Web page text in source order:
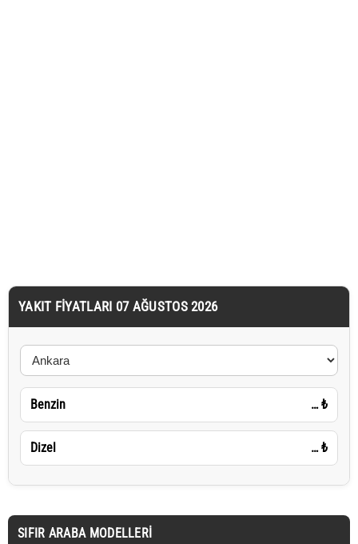
YAKIT FIYATLARI 07 AĞUSTOS 2026
Benzin … ₺
Dizel … ₺
SIFIR ARABA MODELLERI